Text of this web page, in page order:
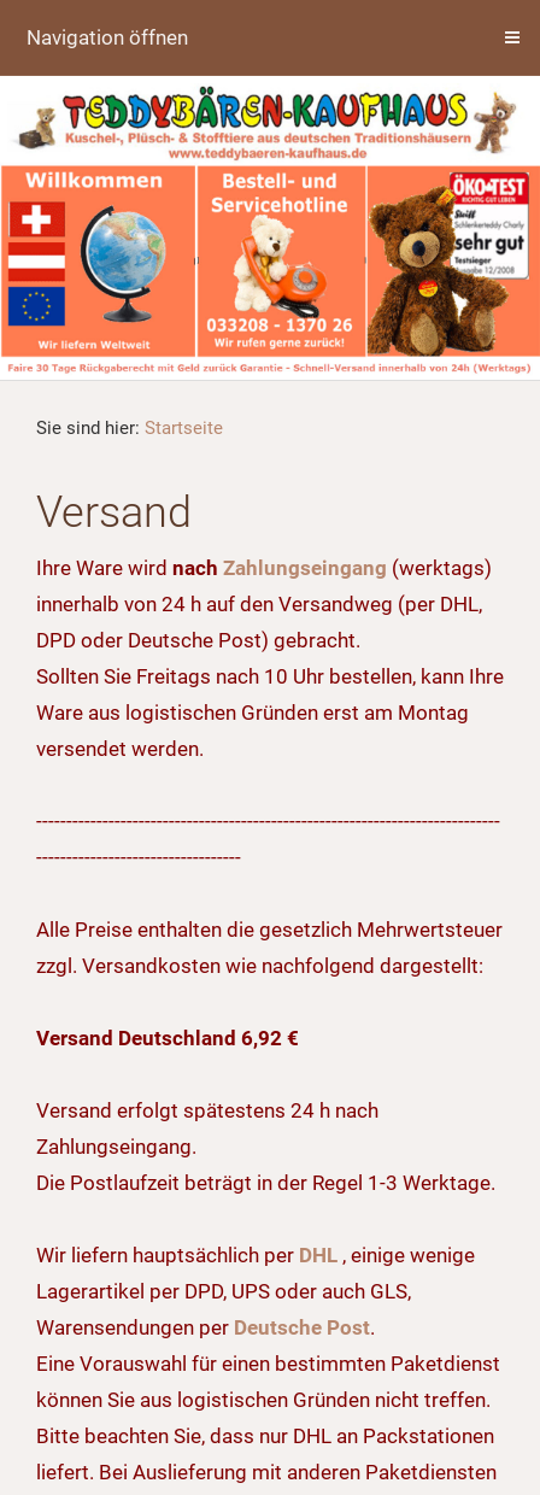
Navigation öffnen
Sie sind hier: Startseite
Versand
Ihre Ware wird nach Zahlungseingang (werktags)
innerhalb von 24 h auf den Versandweg (per DHL,
DPD oder Deutsche Post) gebracht.
Sollten Sie Freitags nach 10 Uhr bestellen, kann Ihre
Ware aus logistischen Gründen erst am Montag
versendet werden.
-----------------------------------------------------------------------------
----------------------------------
Alle Preise enthalten die gesetzlich Mehrwertsteuer
zzgl. Versandkosten wie nachfolgend dargestellt:
Versand Deutschland 6,92 €
Versand erfolgt spätestens 24 h nach
Zahlungseingang.
Die Postlaufzeit beträgt in der Regel 1-3 Werktage.
Wir liefern hauptsächlich per DHL , einige wenige
Lagerartikel per DPD, UPS oder auch GLS,
Warensendungen per Deutsche Post.
Eine Vorauswahl für einen bestimmten Paketdienst
können Sie aus logistischen Gründen nicht treffen.
Bitte beachten Sie, dass nur DHL an Packstationen
liefert. Bei Auslieferung mit anderen Paketdiensten